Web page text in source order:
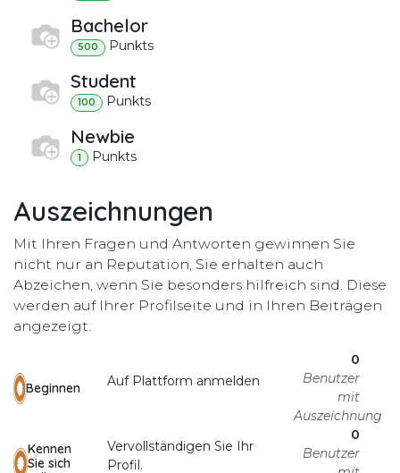
Bachelor
500 Punkts
Student
100 Punkts
Newbie
1 Punkts
Auszeichnungen
Mit Ihren Fragen und Antworten gewinnen Sie
nicht nur an Reputation, Sie erhalten auch
Abzeichen, wenn Sie besonders hilfreich sind. Diese
werden auf Ihrer Profilseite und in Ihren Beiträgen
angezeigt.
Beginnen Auf Plattform anmelden
0
Benutzer
mit
Auszeichnung
Kennen
Sie sich
Vervollständigen Sie Ihr
Profil.
0
Benutzer